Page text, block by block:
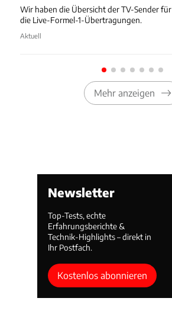
Wir haben die Übersicht der TV-Sender für
die Live-Formel-1-Übertragungen.
Aktuell
Mehr anzeigen
Newsletter
Top-Tests, echte
Erfahrungsberichte &
Technik-Highlights – direkt in
Ihr Postfach.
Kostenlos abonnieren